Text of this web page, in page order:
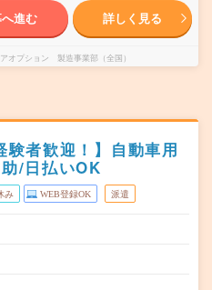
進む 詳しく見る
オプション 製造事業部（全国）
験者歓迎！】自動車用
/日払いOK
み WEB登録OK 派遣